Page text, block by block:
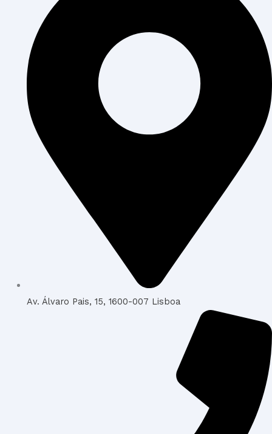
Av. Álvaro Pais, 15, 1600-007 Lisboa